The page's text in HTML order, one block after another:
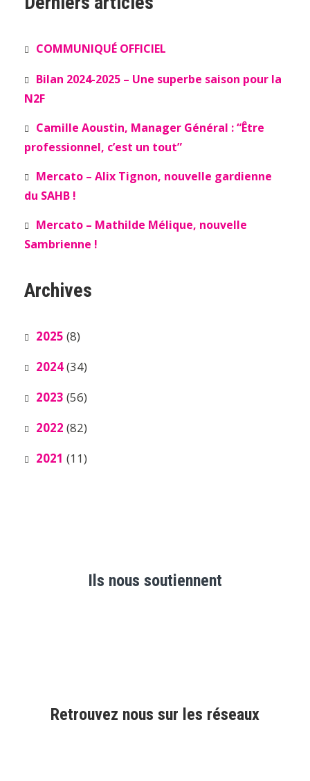
COMMUNIQUÉ OFFICIEL
Bilan 2024-2025 – Une superbe saison pour la
N2F
Camille Aoustin, Manager Général : “Être
professionnel, c’est un tout”
Mercato – Alix Tignon, nouvelle gardienne
du SAHB !
Mercato – Mathilde Mélique, nouvelle
Sambrienne !
Archives
2025 (8)
2024(34)
2023 (56)
2022 (82)
2021 (11)
Ils nous soutiennent
Retrouvez nous sur les réseaux